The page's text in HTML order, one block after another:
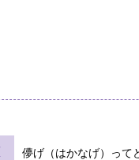
儚げ（はかなげ）って